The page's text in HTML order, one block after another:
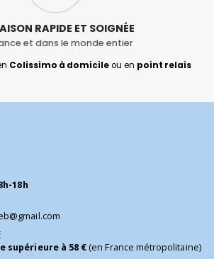
RAPIDE ET SOIGNÉE
et dans le monde entier
Colissimo à domicileou en point relais
18h
supérieure à 58 €(en France métropolitaine)